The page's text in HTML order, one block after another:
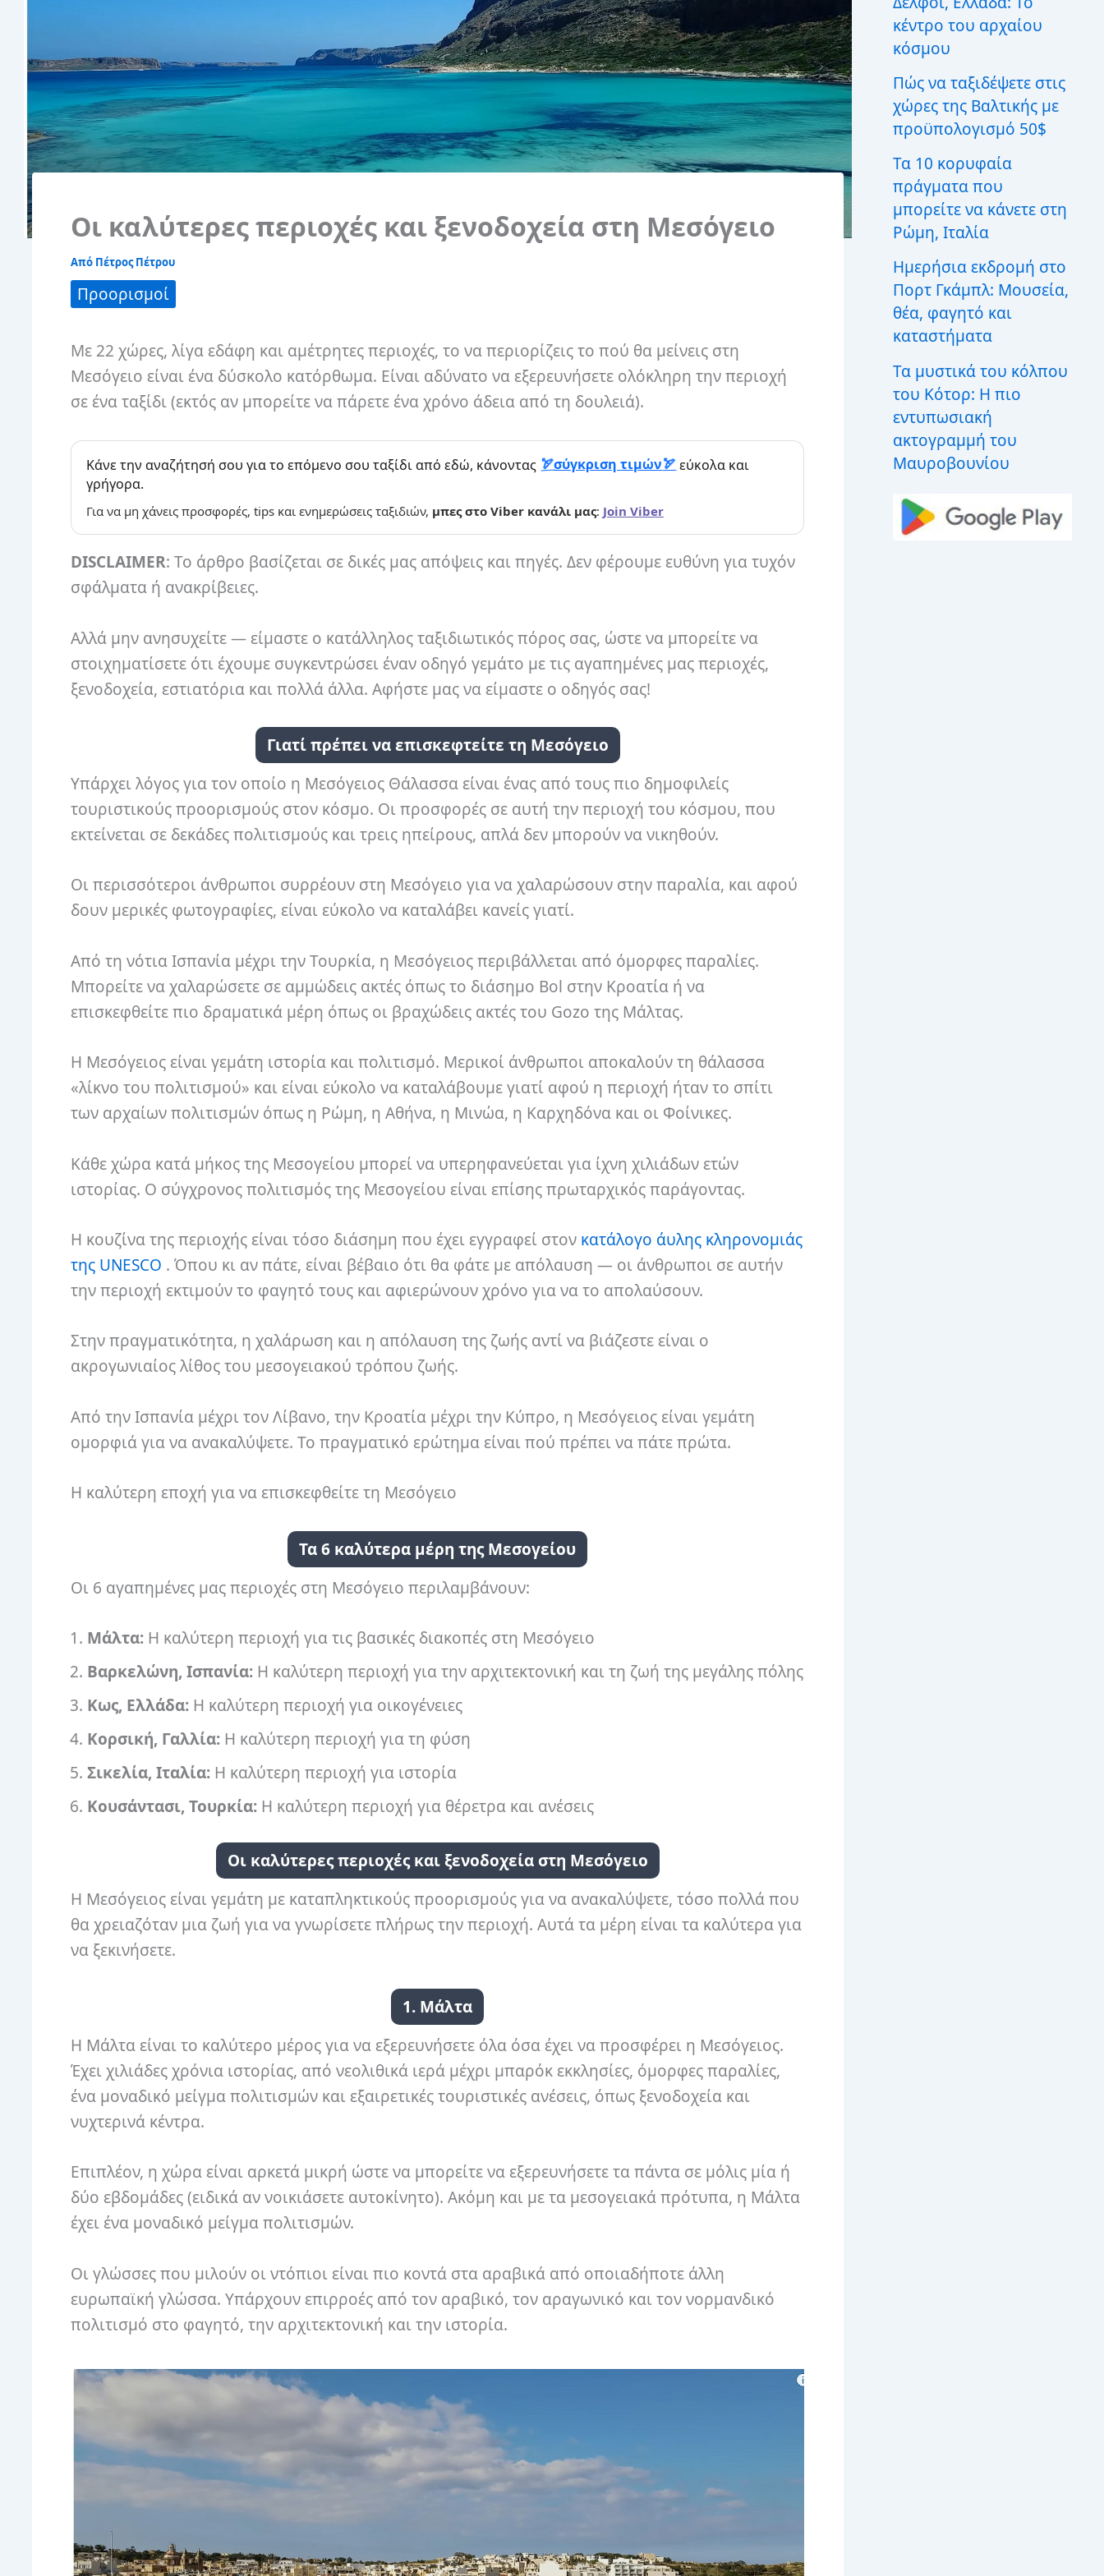
Οι καλύτερες περιοχές και ξενοδοχεία στη Μεσόγειο
Από Πέτρος Πέτρου
Προορισμοί
Με 22 χώρες, λίγα εδάφη και αμέτρητες περιοχές, το να περιορίζεις το πού θα μείνεις στη
Μεσόγειο είναι ένα δύσκολο κατόρθωμα. Είναι αδύνατο να εξερευνήσετε ολόκληρη την περιοχή
σε ένα ταξίδι (εκτός αν μπορείτε να πάρετε ένα χρόνο άδεια από τη δουλειά).
Κάνε την αναζήτησή σου για το επόμενο σου ταξίδι από εδώ, κάνοντας σύγκριση τιμών
εύκολα και
γρήγορα.
Για να μη χάνεις προσφορές, tips και ενημερώσεις ταξιδιών, μπες στο Viber κανάλι μας: Join Viber
DISCLAIMER: Το άρθρο βασίζεται σε δικές μας απόψεις και πηγές. Δεν φέρουμε ευθύνη για τυχόν
σφάλματα ή ανακρίβειες.
Αλλά μην ανησυχείτε — είμαστε ο κατάλληλος ταξιδιωτικός πόρος σας, ώστε να μπορείτε να
στοιχηματίσετε ότι έχουμε συγκεντρώσει έναν οδηγό γεμάτο με τις αγαπημένες μας περιοχές,
ξενοδοχεία, εστιατόρια και πολλά άλλα. Αφήστε μας να είμαστε ο οδηγός σας!
Γιατί πρέπει να επισκεφτείτε τη Μεσόγειο
Υπάρχει λόγος για τον οποίο η Μεσόγειος Θάλασσα είναι ένας από τους πιο δημοφιλείς
τουριστικούς προορισμούς στον κόσμο. Οι προσφορές σε αυτή την περιοχή του κόσμου, που
εκτείνεται σε δεκάδες πολιτισμούς και τρεις ηπείρους, απλά δεν μπορούν να νικηθούν.
Οι περισσότεροι άνθρωποι συρρέουν στη Μεσόγειο για να χαλαρώσουν στην παραλία, και αφού
δουν μερικές φωτογραφίες, είναι εύκολο να καταλάβει κανείς γιατί.
Από τη νότια Ισπανία μέχρι την Τουρκία, η Μεσόγειος περιβάλλεται από όμορφες παραλίες.
Μπορείτε να χαλαρώσετε σε αμμώδεις ακτές όπως το διάσημο Bol στην Κροατία ή να
επισκεφθείτε πιο δραματικά μέρη όπως οι βραχώδεις ακτές του Gozo της Μάλτας.
Η Μεσόγειος είναι γεμάτη ιστορία και πολιτισμό. Μερικοί άνθρωποι αποκαλούν τη θάλασσα
«λίκνο του πολιτισμού» και είναι εύκολο να καταλάβουμε γιατί αφού η περιοχή ήταν το σπίτι
των αρχαίων πολιτισμών όπως η Ρώμη, η Αθήνα, η Μινώα, η Καρχηδόνα και οι Φοίνικες.
Κάθε χώρα κατά μήκος της Μεσογείου μπορεί να υπερηφανεύεται για ίχνη χιλιάδων ετών
ιστορίας. Ο σύγχρονος πολιτισμός της Μεσογείου είναι επίσης πρωταρχικός παράγοντας.
Η κουζίνα της περιοχής είναι τόσο διάσημη που έχει εγγραφεί στον κατάλογο άυλης κληρονομιάς
της UNESCO . Όπου κι αν πάτε, είναι βέβαιο ότι θα φάτε με απόλαυση — οι άνθρωποι σε αυτήν
την περιοχή εκτιμούν το φαγητό τους και αφιερώνουν χρόνο για να το απολαύσουν.
Στην πραγματικότητα, η χαλάρωση και η απόλαυση της ζωής αντί να βιάζεστε είναι ο
ακρογωνιαίος λίθος του μεσογειακού τρόπου ζωής.
Από την Ισπανία μέχρι τον Λίβανο, την Κροατία μέχρι την Κύπρο, η Μεσόγειος είναι γεμάτη
ομορφιά για να ανακαλύψετε. Το πραγματικό ερώτημα είναι πού πρέπει να πάτε πρώτα.
Η καλύτερη εποχή για να επισκεφθείτε τη Μεσόγειο
Τα 6 καλύτερα μέρη της Μεσογείου
Οι 6 αγαπημένες μας περιοχές στη Μεσόγειο περιλαμβάνουν:
Μάλτα: Η καλύτερη περιοχή για τις βασικές διακοπές στη Μεσόγειο
Βαρκελώνη, Ισπανία: Η καλύτερη περιοχή για την αρχιτεκτονική και τη ζωή της μεγάλης πόλης
Κως, Ελλάδα: Η καλύτερη περιοχή για οικογένειες
Κορσική, Γαλλία: Η καλύτερη περιοχή για τη φύση
Σικελία, Ιταλία: Η καλύτερη περιοχή για ιστορία
Κουσάντασι, Τουρκία: Η καλύτερη περιοχή για θέρετρα και ανέσεις
Οι καλύτερες περιοχές και ξενοδοχεία στη Μεσόγειο
Η Μεσόγειος είναι γεμάτη με καταπληκτικούς προορισμούς για να ανακαλύψετε, τόσο πολλά που
θα χρειαζόταν μια ζωή για να γνωρίσετε πλήρως την περιοχή. Αυτά τα μέρη είναι τα καλύτερα για
να ξεκινήσετε.
1. Μάλτα
Η Μάλτα είναι το καλύτερο μέρος για να εξερευνήσετε όλα όσα έχει να προσφέρει η Μεσόγειος.
Έχει χιλιάδες χρόνια ιστορίας, από νεολιθικά ιερά μέχρι μπαρόκ εκκλησίες, όμορφες παραλίες,
ένα μοναδικό μείγμα πολιτισμών και εξαιρετικές τουριστικές ανέσεις, όπως ξενοδοχεία και
νυχτερινά κέντρα.
Επιπλέον, η χώρα είναι αρκετά μικρή ώστε να μπορείτε να εξερευνήσετε τα πάντα σε μόλις μία ή
δύο εβδομάδες (ειδικά αν νοικιάσετε αυτοκίνητο). Ακόμη και με τα μεσογειακά πρότυπα, η Μάλτα
έχει ένα μοναδικό μείγμα πολιτισμών.
Οι γλώσσες που μιλούν οι ντόπιοι είναι πιο κοντά στα αραβικά από οποιαδήποτε άλλη
ευρωπαϊκή γλώσσα. Υπάρχουν επιρροές από τον αραβικό, τον αραγωνικό και τον νορμανδικό
πολιτισμό στο φαγητό, την αρχιτεκτονική και την ιστορία.
ι
α
κέντρο του αρχαίου
κόσμου
Πώς να ταξιδέψετε στις
χώρες της Βαλτικής με
προϋπολογισμό 50$
Τα 10 κορυφαία
πράγματα που
μπορείτε να κάνετε στη
Ρώμη, Ιταλία
Ημερήσια εκδρομή στο
Πορτ Γκάμπλ: Μουσεία,
θέα, φαγητό και
καταστήματα
Τα μυστικά του κόλπου
του Κότορ: Η πιο
εντυπωσιακή
ακτογραμμή του
Μαυροβουνίου